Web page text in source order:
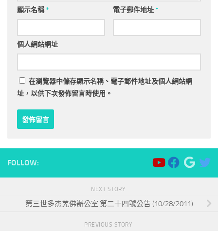
顯示名稱* 電子郵件地址*
個人網站網址
在瀏覽器中儲存顯示名稱、電子郵件地址及個人網站網
址，以供下次發佈留言時使用。
FOLLOW:
NEXT STORY
第三世多杰羌佛辦公室 第二十四號公告 (10/28/2011)
PREVIOUS STORY